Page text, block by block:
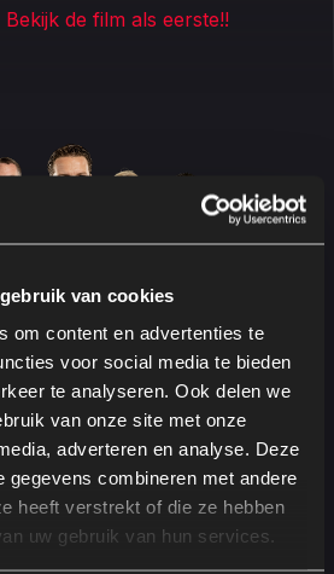
van cookies
om content en advertenties te
voor social media te bieden
te analyseren. Ook delen we
van onze site met onze
adverteren en analyse. Deze
gegevens combineren met andere
heeft verstrekt of die ze hebben
uw gebruik van hun services.
Bekijk de film als eerste!!
films
op maat
tickets bestellen